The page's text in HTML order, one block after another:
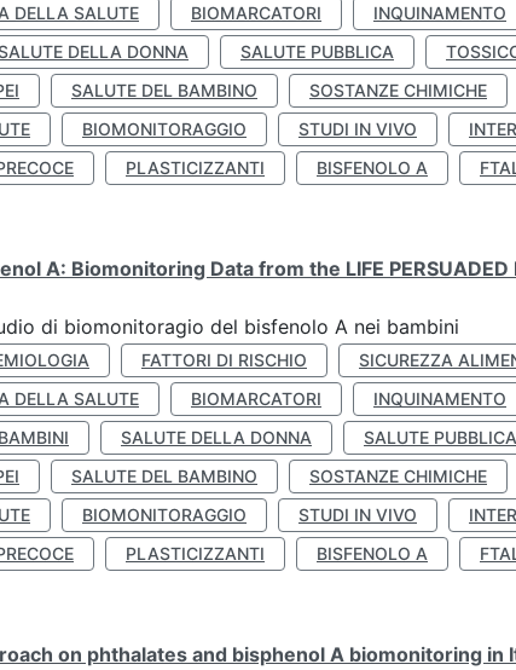
DELLA SALUTE BIOMARCATORI
INQUINAMENTO
DELLA DONNA SALUTE PUBBLICA
SALUTE DEL BAMBINO
SOSTANZE CHIMICHE
BIOMONITORAGGIO STUDI IN VIVO
PLASTICIZZANTI BISFENOLO A
A: Biomonitoring Data from the LIFE
di biomonitoragio del bisfenolo A nei bambini
FATTORI DI RISCHIO
SICUREZZA
DELLA SALUTE BIOMARCATORI
INQUINAMENTO
BAMBINI SALUTE DELLA DONNA SALUTE PUBBLICA
SALUTE DEL BAMBINO
SOSTANZE CHIMICHE
BIOMONITORAGGIO STUDI IN VIVO
PLASTICIZZANTI BISFENOLO A
on phthalates and bisphenol A biomonitoring